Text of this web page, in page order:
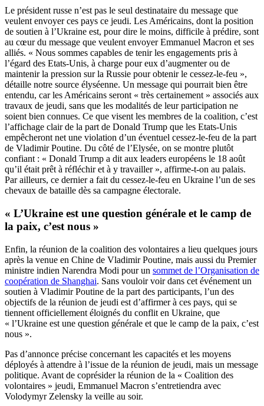
Le président russe n’est pas le seul destinataire du message que
veulent envoyer ces pays ce jeudi. Les Américains, dont la position
de soutien à l’Ukraine est, pour dire le moins, difficile à prédire, sont
au cœur du message que veulent envoyer Emmanuel Macron et ses
alliés. « Nous sommes capables de tenir les engagements pris à
l’égard des Etats-Unis, à charge pour eux d’augmenter ou de
maintenir la pression sur la Russie pour obtenir le cessez-le-feu »,
détaille notre source élyséenne. Un message qui pourrait bien être
entendu, car les Américains seront « très certainement » associés aux
travaux de jeudi, sans que les modalités de leur participation ne
soient bien connues. Ce que visent les membres de la coalition, c’est
l’affichage clair de la part de Donald Trump que les Etats-Unis
empêcheront net une violation d’un éventuel cessez-le-feu de la part
de Vladimir Poutine. Du côté de l’Elysée, on se montre plutôt
confiant : « Donald Trump a dit aux leaders européens le 18 août
qu’il était prêt à réfléchir et à y travailler », affirme-t-on au palais.
Par ailleurs, ce dernier a fait du cessez-le-feu en Ukraine l’un de ses
chevaux de bataille dès sa campagne électorale.
« L’Ukraine est une question générale et le camp de
la paix, c’est nous »
Enfin, la réunion de la coalition des volontaires a lieu quelques jours
après la venue en Chine de Vladimir Poutine, mais aussi du Premier
ministre indien Narendra Modi pour un sommet de l’Organisation de
coopération de Shanghai. Sans vouloir voir dans cet événement un
soutien à Vladimir Poutine de la part des participants, l’un des
objectifs de la réunion de jeudi est d’affirmer à ces pays, qui se
tiennent officiellement éloignés du conflit en Ukraine, que
« l’Ukraine est une question générale et que le camp de la paix, c’est
nous ».
Pas d’annonce précise concernant les capacités et les moyens
déployés à attendre à l’issue de la réunion de jeudi, mais un message
politique. Avant de coprésider la réunion de la « Coalition des
volontaires » jeudi, Emmanuel Macron s’entretiendra avec
Volodymyr Zelensky la veille au soir.